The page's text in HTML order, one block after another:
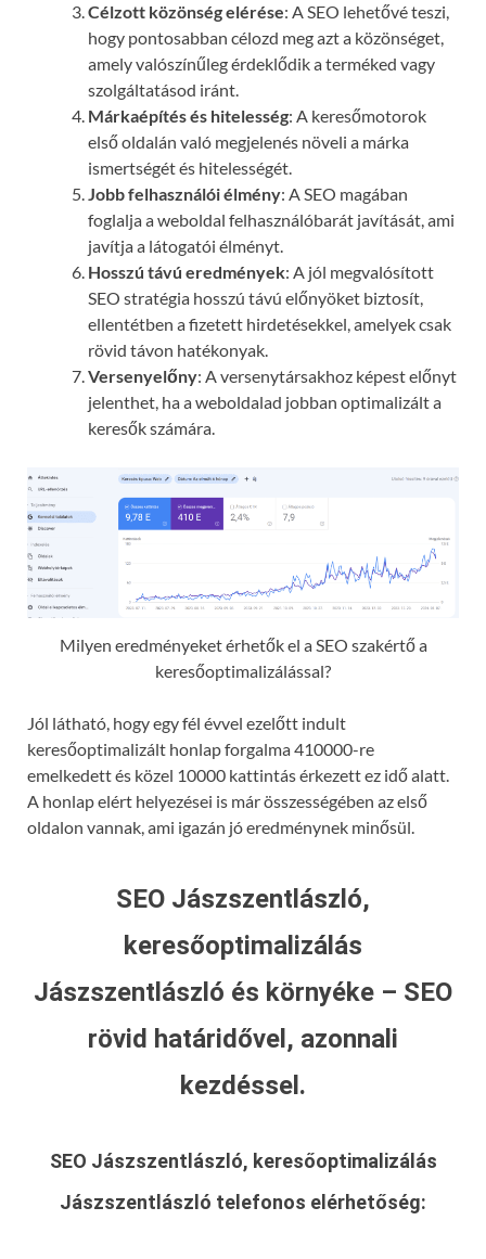
Célzott közönség elérése: A SEO lehetővé teszi,
hogy pontosabban célozd meg azt a közönséget,
amely valószínűleg érdeklődik a terméked vagy
szolgáltatásod iránt.
Márkaépítés és hitelesség: A keresőmotorok
első oldalán való megjelenés növeli a márka
ismertségét és hitelességét.
Jobb felhasználói élmény: A SEO magában
foglalja a weboldal felhasználóbarát javítását, ami
javítja a látogatói élményt.
Hosszú távú eredmények: A jól megvalósított
SEO stratégia hosszú távú előnyöket biztosít,
ellentétben a fizetett hirdetésekkel, amelyek csak
rövid távon hatékonyak.
Versenyelőny: A versenytársakhoz képest előnyt
jelenthet, ha a weboldalad jobban optimalizált a
keresők számára.
Milyen eredményeket érhetők el a SEO szakértő a
keresőoptimalizálással?
Jól látható, hogy egy fél évvel ezelőtt indult
keresőoptimalizált honlap forgalma 410000-re
emelkedett és közel 10000 kattintás érkezett ez idő alatt.
A honlap elért helyezései is már összességében az első
oldalon vannak, ami igazán jó eredménynek minősül.
SEO Jászszentlászló,
keresőoptimalizálás
Jászszentlászló és környéke – SEO
rövid határidővel, azonnali
kezdéssel.
SEO Jászszentlászló, keresőoptimalizálás
Jászszentlászló telefonos elérhetőség: